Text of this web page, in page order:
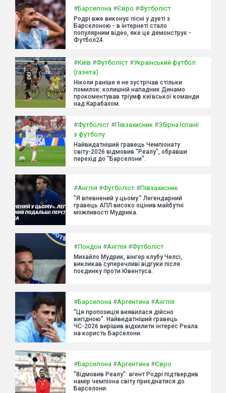
#Барселона #Євро #Футболіст
Родрі вже виконує пісні у дуеті з
Барселоною - в інтернеті стало
популярним відео, яке це демонструє -
Футбол24.
#Київ #Футболіст #Український футбол
(газета)
Ніколи раніше я не зустрічав стільки
помилок: колишній нападник Динамо
прокоментував тріумф київської команди
над Карабахом.
#Футболіст #Півзахисник #Збірна Іспанії
з футболу
Найвидатніший гравець Чемпіонату
світу-2026 відмовив "Реалу", обравши
перехід до "Барселони".
#Англія #Футболіст #Півзахисник
"Я впевнений у цьому." Легендарний
гравець АПЛ високо оцінив майбутні
можливості Мудрика.
#Лондон #Англія #Футболіст
Михайло Мудрик, вінгер клубу Челсі,
викликав суперечливі відгуки після
поєдинку проти Ювентуса.
#Барселона #Аргентина #Англія
"Ця пропозиція виявилася дійсно
вигідною". Найвидатніший гравець
ЧС-2026 вирішив відхилити інтерес Реала
на користь Барселони.
#Барселона #Аргентина #Євро
"Відмовив Реалу": агент Родрі підтвердив
намір чемпіона світу приєднатися до
Барселони.